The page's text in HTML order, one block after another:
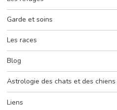
Garde et soins
Les races
Blog
Astrologie des chats et des chiens
Liens